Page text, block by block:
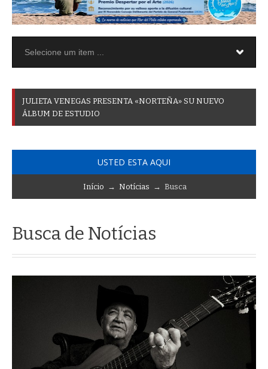
JULIETA VENEGAS PRESENTA «NORTEÑA» SU NUEVO
ÁLBUM DE ESTUDIO
USTED ESTA AQUI
Início → Notícias → Busca
Busca de Notícias